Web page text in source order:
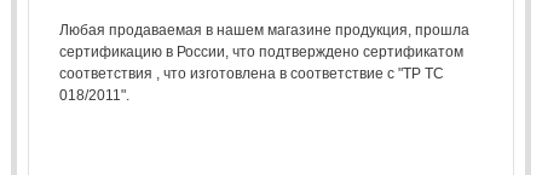
Любая продаваемая в нашем магазине продукция, прошла
сертификацию в России, что подтверждено сертификатом
соответствия , что изготовлена в соответствие с "ТР ТС
018/2011".